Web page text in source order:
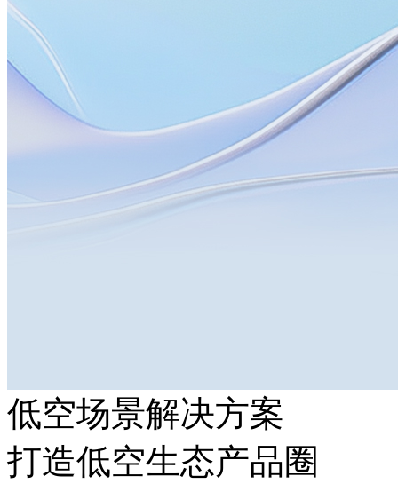
低空场景解决方案
打造低空生态产品圈